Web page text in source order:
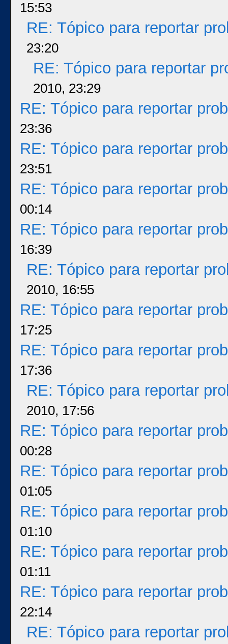
15:53
RE: Tópico para reportar
23:20
RE: Tópico para reportar
2010, 23:29
RE: Tópico para reportar
23:36
RE: Tópico para reportar
23:51
RE: Tópico para reportar
00:14
RE: Tópico para reportar
16:39
RE: Tópico para reportar
2010, 16:55
RE: Tópico para reportar
17:25
RE: Tópico para reportar
17:36
RE: Tópico para reportar
2010, 17:56
RE: Tópico para reportar
00:28
RE: Tópico para reportar
01:05
RE: Tópico para reportar
01:10
RE: Tópico para reportar
01:11
RE: Tópico para reportar
22:14
RE: Tópico para reportar